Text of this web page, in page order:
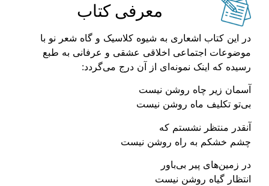
معرفی کتاب
در این کتاب اشعاری به شیوه کلاسیک و گاه شعر نو با
موضوعات اجتماعی اخلاقی عشقی و عرفانی به طبع
رسیده که اینک نمونه‌ای از آن درج می‌گردد:
آسمان زیر چاه روشن نیست
بی‌تو تکلیف ماه روشن نیست
آنقدر منتظر نشستم که
چشم خشکم به راه روشن نیست
در زمین‌های پیر بی‌باور
انتظار گیاه روشن نیست